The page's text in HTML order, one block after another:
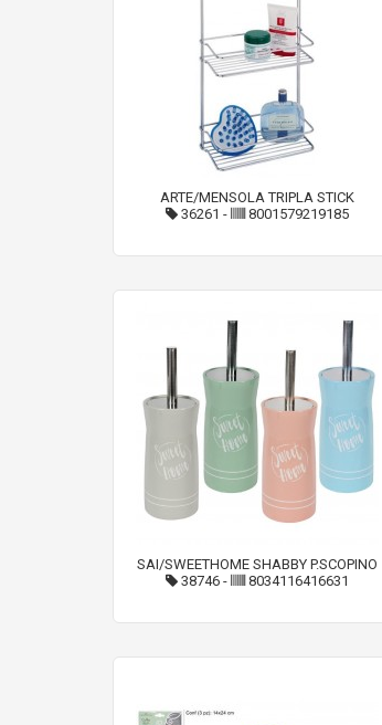
ARTE/MENSOLA TRIPLA STICK
36261 - 8001579219185
SAI/SWEETHOME SHABBY P.SCOPINO
38746 - 8034116416631